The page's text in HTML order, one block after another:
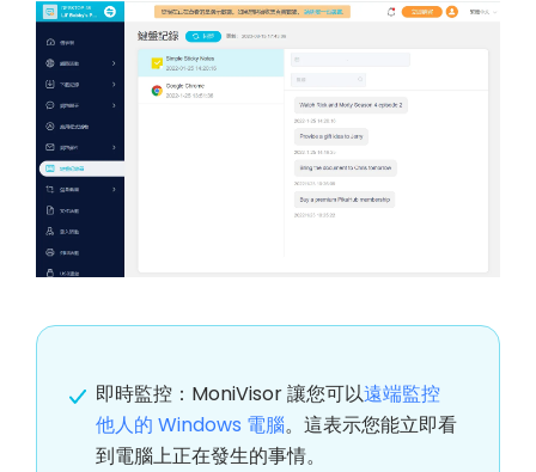
即時監控：MoniVisor 讓您可以遠端監控
他人的 Windows 電腦。這表示您能立即看
到電腦上正在發生的事情。